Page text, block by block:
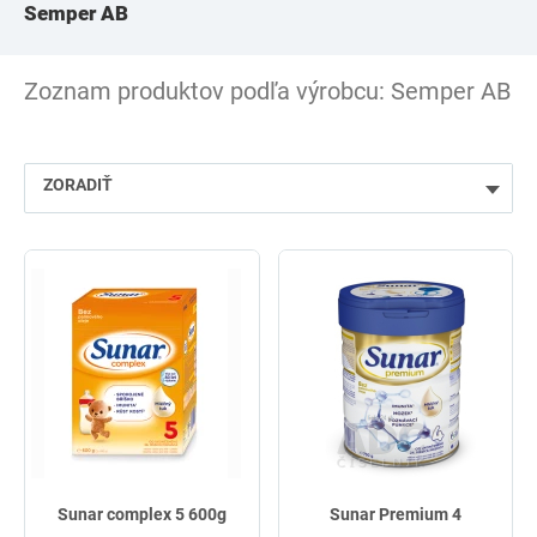
Semper AB
Zoznam produktov podľa výrobcu: Semper AB
ZORADIŤ
najpredávanejšie
podľa názvu od A
Sunar complex 5 600g Sunar Premium 4